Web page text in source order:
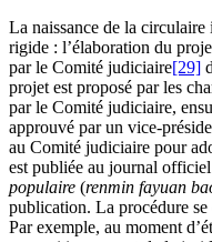
La naissance de la circulaire
rigide : l’élaboration du
par le Comité judiciaire[29]
projet est proposé par les
par le Comité judiciaire,
approuvé par un vice-
au Comité judiciaire pour
est publiée au journal
populaire (renmin fayuan
publication. La procédure se
Par exemple, au moment